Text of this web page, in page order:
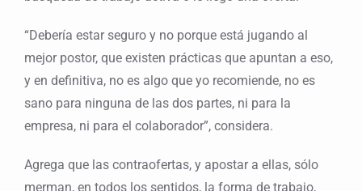
“Debería estar seguro y no porque está jugando al
mejor postor, que existen prácticas que apuntan a eso,
y en definitiva, no es algo que yo recomiende, no es
sano para ninguna de las dos partes, ni para la
empresa, ni para el colaborador”, considera.
Agrega que las contraofertas, y apostar a ellas, sólo
merman, en todos los sentidos, la forma de trabajo,